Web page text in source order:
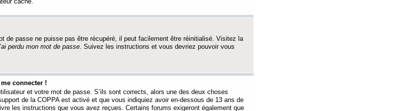
de passe ne puisse pas être récupéré, il peut facilement être réinitialisé. Visitez la
perdu mon mot de passe. Suivez les instructions et vous devriez pouvoir vous
connecter !
et votre mot de passe. S’ils sont corrects, alors une des deux choses
de la COPPA est activé et que vous indiquiez avoir en-dessous de 13 ans de
les instructions que vous avez reçues. Certains forums exigeront également que